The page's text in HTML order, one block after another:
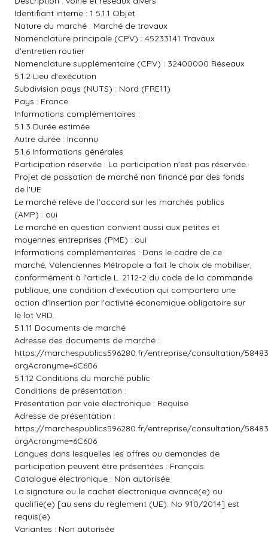
Identifiant interne : 1 5.1.1 Objet
Nature du marché : Marché de travaux
Nomenclature principale (CPV) : 45233141 Travaux
d'entretien routier
Nomenclature supplémentaire (CPV) : 32400000 Réseaux
5.1.2 Lieu d'exécution
Subdivision pays (NUTS) : Nord (FRE11)
Pays : France
Informations complémentaires :
5.1.3 Durée estimée
Autre durée : Inconnu
5.1.6 Informations générales
Participation réservée : La participation n'est pas réservée.
Projet de passation de marché non financé par des fonds
de l'UE
Le marché relève de l'accord sur les marchés publics
(AMP) : oui
Le marché en question convient aussi aux petites et
moyennes entreprises (PME) : oui
Informations complémentaires : Dans le cadre de ce
marché, Valenciennes Métropole a fait le choix de mobiliser,
conformément à l'article L. 2112-2 du code de la commande
publique, une condition d'exécution qui comportera une
action d'insertion par l'activité économique obligatoire sur
le lot VRD.
5.1.11 Documents de marché
Adresse des documents de marché :
https://marchespublics596280.fr/entreprise/consultation/
orgAcronyme=6C606
5.1.12 Conditions du marché public
Conditions de présentation :
Présentation par voie électronique : Requise
Adresse de présentation :
https://marchespublics596280.fr/entreprise/consultation/
orgAcronyme=6C606
Langues dans lesquelles les offres ou demandes de
participation peuvent être présentées : Français
Catalogue électronique : Non autorisée
La signature ou le cachet électronique avancé(e) ou
qualifié(e) [au sens du règlement (UE). No 910/2014] est
requis(e)
Variantes : Non autorisée